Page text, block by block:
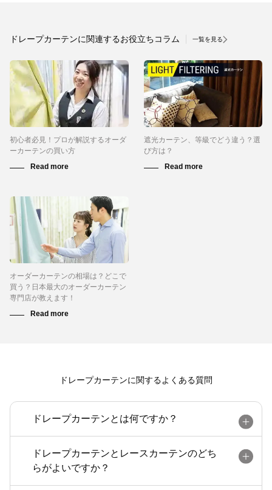
ドレープカーテンに関連するお役立ちコラム 一覧を見る
初心者必見！プロが解説するオーダ
ーカーテンの買い方
遮光カーテン、等級でどう違う？選
び方は？
オーダーカーテンの相場は？どこで
買う？日本最大のオーダーカーテン
専門店が教えます！
ドレープカーテンに関するよくある質問
ドレープカーテンとは何ですか？
ドレープカーテンとレースカーテンのどち
らがよいですか？